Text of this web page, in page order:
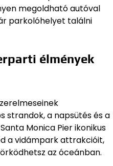
megoldható autóval
parkolóhelyet találni
élmények
strandok, a napsütés és a
Monica Pier ikonikus
a vidámpark attrakcióit,
az óceánban.